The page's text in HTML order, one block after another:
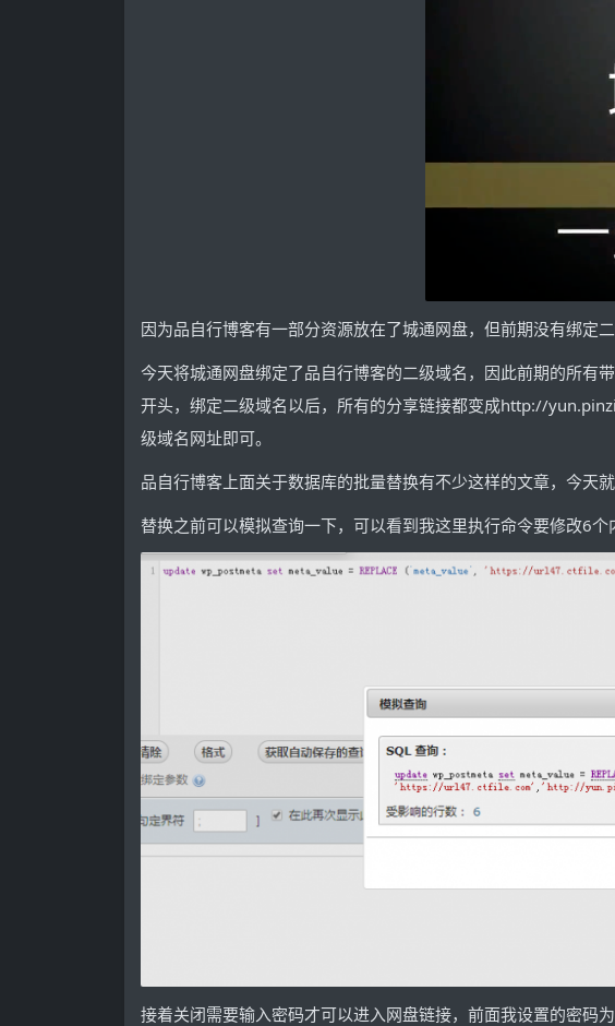
因为品自行博客有一部分资源放在了城通网盘，但前期没有绑定
今天将城通网盘绑定了品自行博客的二级域名，因此前期的所
开头，绑定二级域名以后，所有的分享链接都变成http://
级域名网址即可。
品自行博客上面关于数据库的批量替换有不少这样的文章，今天
替换之前可以模拟查询一下，可以看到我这里执行命令要修改6个
接着关闭需要输入密码才可以进入网盘链接，前面我设置的密码